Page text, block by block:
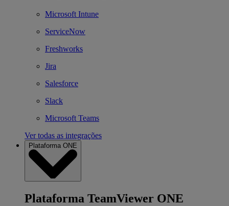
Microsoft Intune
ServiceNow
Freshworks
Jira
Salesforce
Slack
Microsoft Teams
Ver todas as integrações
Plataforma ONE
Plataforma TeamViewer ONE